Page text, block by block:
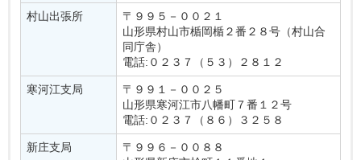
村山出張所
〒９９５－００２１
山形県村山市楯岡楯２番２８号（村山合
同庁舎）
電話:０２３７（５３）２８１２
寒河江支局
〒９９１－００２５
山形県寒河江市八幡町７番１２号
電話:０２３７（８６）３２５８
新庄支局
〒９９６－００８８